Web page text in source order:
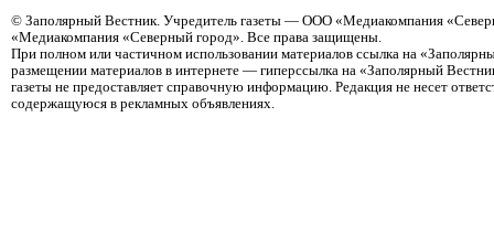
© Заполярный Вестник. Учредитель газеты — ООО «Медиакомпания
«Медиакомпания «Северный город». Все права защищены.
При полном или частичном использовании материалов ссылка на
размещении материалов в интернете — гиперссылка на «Заполярный
газеты не предоставляет справочную информацию. Редакция не несет
содержащуюся в рекламных объявлениях.